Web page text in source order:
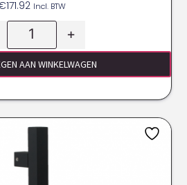
171.92 Incl. BTW
+
AAN WINKELWAGEN